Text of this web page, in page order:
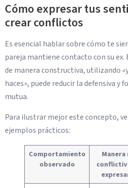
Cómo expresar tus
crear conflictos
Es esencial hablar sobre cómo te
pareja mantiene contacto con su ex.
de manera constructiva, utilizando
haces», puede reducir la defensiva
mutua.
Para ilustrar mejor este concepto,
ejemplos prácticos:
Comportamiento
observado
Manera